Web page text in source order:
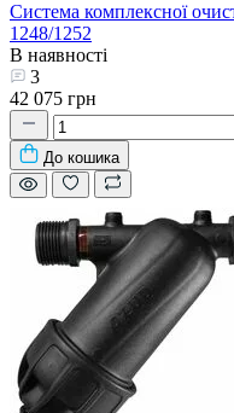
Система комплексної
1248/1252
В наявності
3
42 075 грн
До кошика